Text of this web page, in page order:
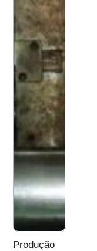
Produção